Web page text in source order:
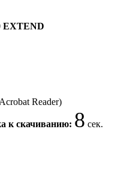
EXTEND
Reader)
к скачиванию: 8 сек.